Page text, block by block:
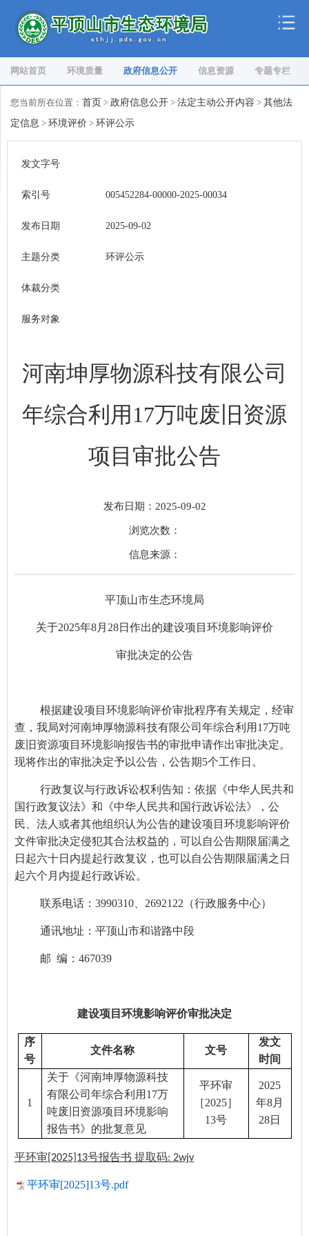
网站首页 环境质量 政府信息公开 信息资源 专题专栏
您当前所在位置： 首页 > 政府信息公开 > 法定主动公开内容 > 其他法
定信息 > 环境评价 > 环评公示
发文字号
索引号 005452284-00000-2025-00034
发布日期 2025-09-02
主题分类 环评公示
体裁分类
服务对象
河南坤厚物源科技有限公司
年综合利用17万吨废旧资源
项目审批公告
发布日期：2025-09-02
浏览次数：
信息来源：
平顶山市生态环境局
关于2025年8月 28日 作出的建设项目环境影响评价
审批决定的公告
根据建设项目环境影响评价审批程序有关规定，经审
查，我局对河南坤厚物源科技有限公司年综合利用 17万吨
废旧资源项目环境影响报告书的审批申请作出审批决定。
现将作出的审批决定予以公告，公告期5个工作日。
行政复议与行政诉讼权利告知：依据《中华人民共和
国行政复议法》和《中华人民共和国行政诉讼法》，公
民、法人或者其他组织认为公告的建设项目环境影响评价
文件审批决定侵犯其合法权益的，可以自公告期限届满之
日起六十日内提起行政复议，也可以自公告期限届满之日
起六个月内提起行政诉讼。
联系电话： 3990310、2692122 （行政服务中心）
通讯地址：平顶山市和谐路中段
邮 编：467039
建设项目环境影响评价审批决定
序
号
文件名称 文号
发文
时间
1
关于《河南坤厚物源科技
有限公司年综合利用 17万
吨废旧资源项目环境影响
报告书》的批复意见
平环审
［2025］
13号
2025
年8月
28日
平环审 [2025]13号报告书 提取码: 2wjv
平环审[2025]13号.pdf